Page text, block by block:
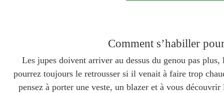
Comment s’habiller
Les jupes doivent arriver au dessus du genou pas
pourrez toujours le retrousser si il venait à faire trop
pensez à porter une veste, un blazer et à vous